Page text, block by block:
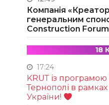
Компанія
генеральним
Construction
18
17:24
KRUТ із програмою
Тернополі в
України!